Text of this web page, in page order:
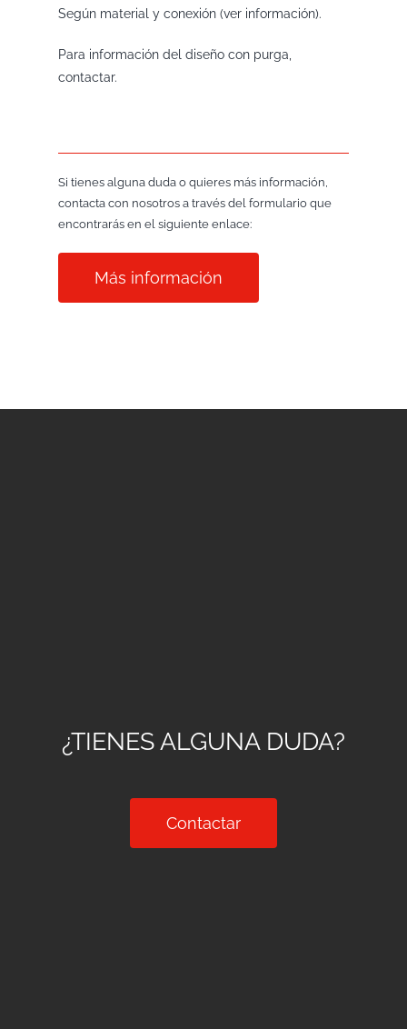
Según material y conexión (ver información).
Para información del diseño con purga,
contactar.
Si tienes alguna duda o quieres más información,
contacta con nosotros a través del formulario que
encontrarás en el siguiente enlace:
Más información
¿TIENES ALGUNA DUDA?
Contactar